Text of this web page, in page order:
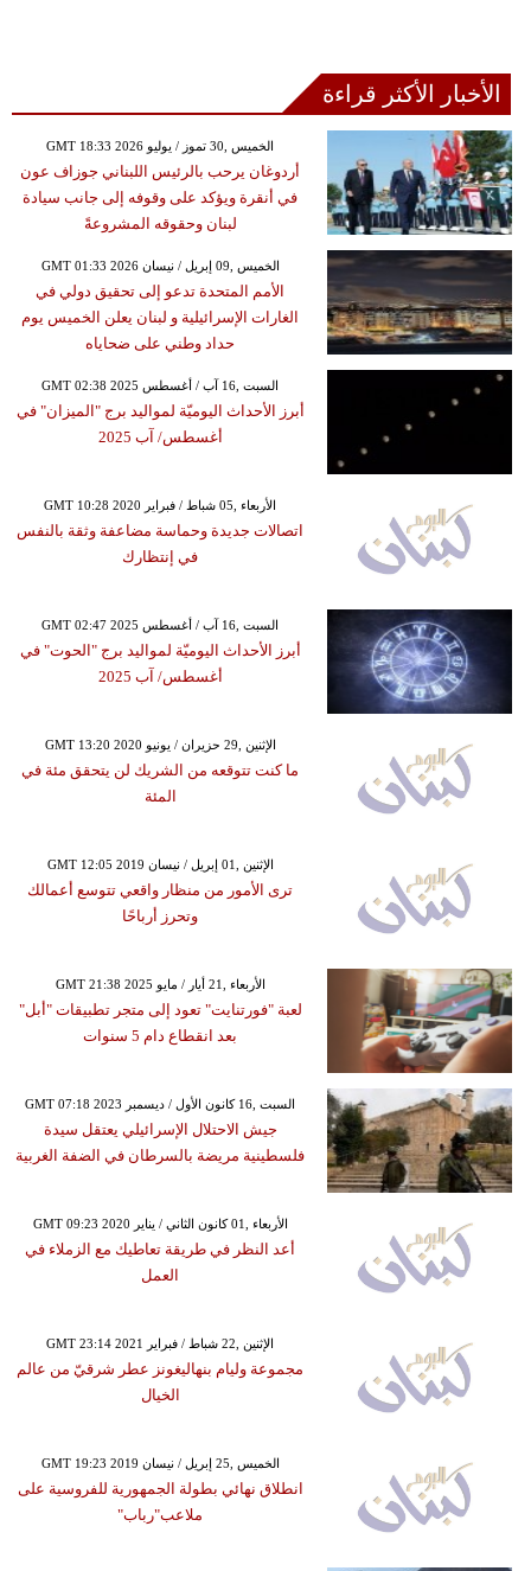
الأخبار الأكثر قراءة
GMT 18:33 2026 الخميس ,30 تموز / يوليو
أردوغان يرحب بالرئيس اللبناني جوزاف عون
في أنقرة ويؤكد على وقوفه إلى جانب سيادة
لبنان وحقوقه المشروعةً
GMT 01:33 2026 الخميس ,09 إبريل / نيسان
الأمم المتحدة تدعو إلى تحقيق دولي في
الغارات الإسرائيلية و لبنان يعلن الخميس يوم
حداد وطني على ضحاياه
GMT 02:38 2025 السبت ,16 آب / أغسطس
أبرز الأحداث اليوميّة لمواليد برج "الميزان" في
أغسطس/ آب 2025
GMT 10:28 2020 الأربعاء ,05 شباط / فبراير
اتصالات جديدة وحماسة مضاعفة وثقة بالنفس
في إنتظارك
GMT 02:47 2025 السبت ,16 آب / أغسطس
أبرز الأحداث اليوميّة لمواليد برج "الحوت" في
أغسطس/ آب 2025
GMT 13:20 2020 الإثنين ,29 حزيران / يونيو
ما كنت تتوقعه من الشريك لن يتحقق مئة في
المئة
GMT 12:05 2019 الإثنين ,01 إبريل / نيسان
ترى الأمور من منظار واقعي تتوسع أعمالك
وتحرز أرباحًا
GMT 21:38 2025 الأربعاء ,21 أيار / مايو
لعبة "فورتنايت" تعود إلى متجر تطبيقات "أبل"
بعد انقطاع دام 5 سنوات
GMT 07:18 2023 السبت ,16 كانون الأول / ديسمبر
جيش الاحتلال الإسرائيلي يعتقل سيدة
فلسطينية مريضة بالسرطان في الضفة الغربية
GMT 09:23 2020 الأربعاء ,01 كانون الثاني / يناير
أعد النظر في طريقة تعاطيك مع الزملاء في
العمل
GMT 23:14 2021 الإثنين ,22 شباط / فبراير
مجموعة وليام بنهاليغونز عطر شرقيّ من عالم
الخيال
GMT 19:23 2019 الخميس ,25 إبريل / نيسان
انطلاق نهائي بطولة الجمهورية للفروسية على
ملاعب"رباب"